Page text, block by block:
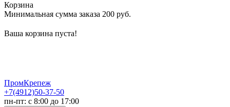
Корзина
Минимальная сумма заказа 200 руб.
Ваша корзина пуста!
ПромКрепеж
+7(4912)50-37-50
пн-пт: с 8:00 до 17:00